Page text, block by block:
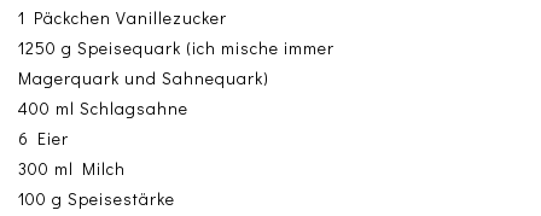
1 Päckchen Vanillezucker
1250 g Speisequark (ich mische immer
Magerquark und Sahnequark)
400 ml Schlagsahne
6 Eier
300 ml Milch
100 g Speisestärke